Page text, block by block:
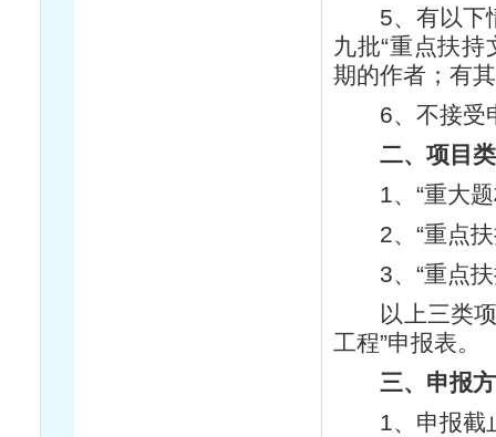
5、有以下情
九批“重点扶
期的作者；有
6、不接受
二、项目
1、“重大题
2、“重点扶
3、“重点扶
以上三类项
工程”申报表
三、申报
1、申报截